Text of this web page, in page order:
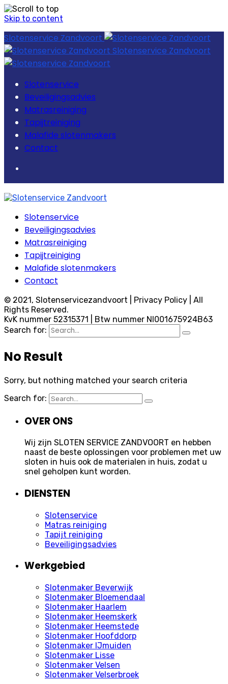
Skip to content
Slotenservice Zandvoort
Slotenservice Zandvoort
Slotenservice
Beveiligingsadvies
Matrasreiniging
Tapijtreiniging
Malafide slotenmakers
Contact
Slotenservice
Beveiligingsadvies
Matrasreiniging
Tapijtreiniging
Malafide slotenmakers
Contact
© 2021, Slotenservicezandvoort | Privacy Policy | All
Rights Reserved.
KvK nummer 52315371 | Btw nummer Nl001675924B63
Search for:
No Result
Sorry, but nothing matched your search criteria
Search for:
OVER ONS
Wij zijn SLOTEN SERVICE ZANDVOORT en hebben
naast de beste oplossingen voor problemen met uw
sloten in huis ook de materialen in huis, zodat u
snel geholpen kunt worden.
DIENSTEN
Slotenservice
Matras reiniging
Tapijt reiniging
Beveiligingsadvies
Werkgebied
Slotenmaker Beverwijk
Slotenmaker Bloemendaal
Slotenmaker Haarlem
Slotenmaker Heemskerk
Slotenmaker Heemstede
Slotenmaker Hoofddorp
Slotenmaker IJmuiden
Slotenmaker Lisse
Slotenmaker Velsen
Slotenmaker Velserbroek